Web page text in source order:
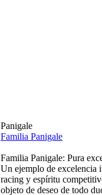
Panigale
Familia Panigale
Familia Panigale: Pura
Un ejemplo de excelencia
racing y espíritu
objeto de deseo de todo